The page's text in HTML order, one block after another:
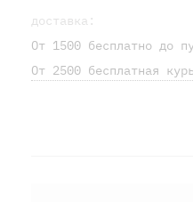
доставка:
От 1500 бесплатно до
От 2500 бесплатная